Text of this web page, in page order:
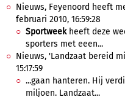
Nieuws, Feyenoord heeft
februari 2010, 16:59:28
Sportweekheeft deze
sporters met eeen...
Nieuws, 'Landzaat bereid
15:17:59
...gaan hanteren. Hij
miljoen. Landzaat...